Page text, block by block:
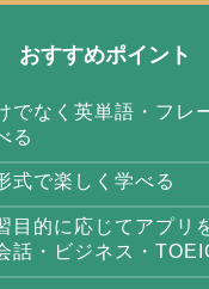
おすすめポイント
でなく英単語・フレ
る
式で楽しく学べる
目的に応じてアプリ
話・ビジネス・